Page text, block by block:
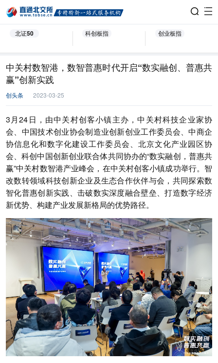
北证50 科创板指 创业板指
中关村数智港，数智普惠时代开启“数实融创、普惠共
赢”创新实践
创头条 2023-03-25
3月24日，由中关村创客小镇主办，中关村科技企业家协
会、中国技术创业协会制造业创新创业工作委员会、中商企
协信息化和数字化建设工作委员会、北京文化产业园区协
会、科创中国创新创业联合体共同协办的“数实融创，普惠共
赢”中关村数智港产业峰会，在中关村创客小镇成功举行。智
改数转领域科技创新企业及生态合作伙伴与会，共同探索数
智化普惠创新实践、击破数实深度融合壁垒、打造数字经济
新优势、构建产业发展新格局的优势路径。